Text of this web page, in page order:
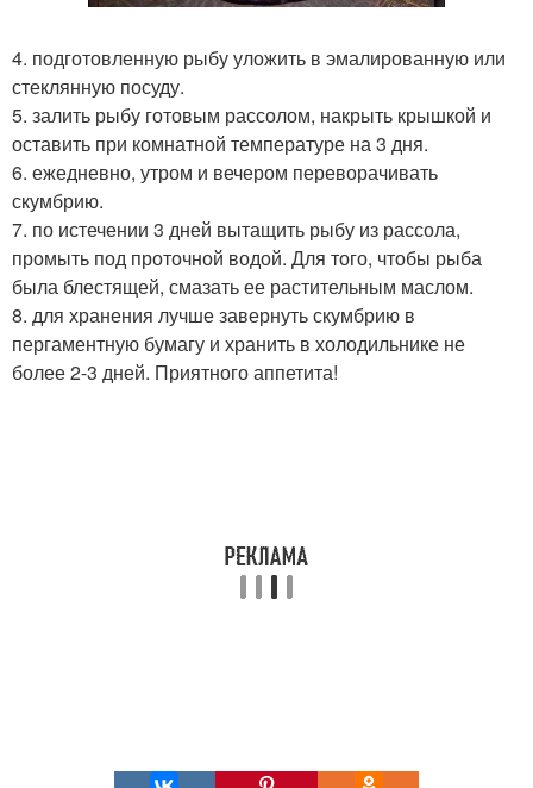
4. подготовленную рыбу уложить в эмалированную или
стеклянную посуду.
5. залить рыбу готовым рассолом, накрыть крышкой и
оставить при комнатной температуре на 3 дня.
6. ежедневно, утром и вечером переворачивать
скумбрию.
7. по истечении 3 дней вытащить рыбу из рассола,
промыть под проточной водой. Для того, чтобы рыба
была блестящей, смазать ее растительным маслом.
8. для хранения лучше завернуть скумбрию в
пергаментную бумагу и хранить в холодильнике не
более 2-3 дней. Приятного аппетита!